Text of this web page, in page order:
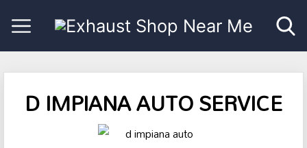
D IMPIANA AUTO SERVICE